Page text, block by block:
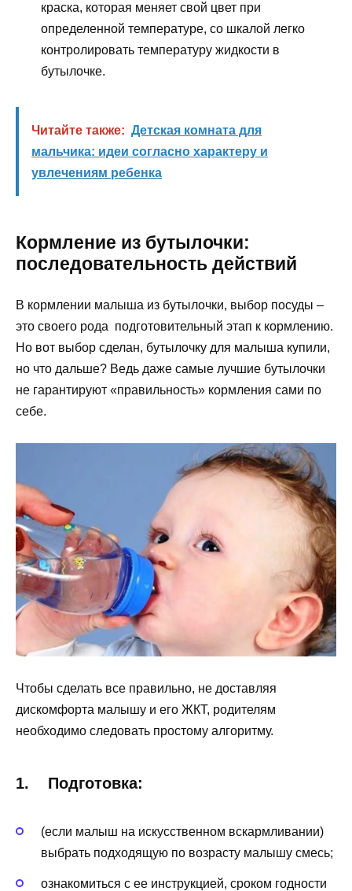
краска, которая меняет свой цвет при
определенной температуре, со шкалой легко
контролировать температуру жидкости в
бутылочке.
Читайте также: Детская комната для
мальчика: идеи согласно характеру и
увлечениям ребенка
Кормление из бутылочки:
последовательность действий
В кормлении малыша из бутылочки, выбор посуды –
это своего рода подготовительный этап к кормлению.
Но вот выбор сделан, бутылочку для малыша купили,
но что дальше? Ведь даже самые лучшие бутылочки
не гарантируют «правильность» кормления сами по
себе.
Чтобы сделать все правильно, не доставляя
дискомфорта малышу и его ЖКТ, родителям
необходимо следовать простому алгоритму.
1. Подготовка:
(если малыш на искусственном вскармливании)
выбрать подходящую по возрасту малышу смесь;
ознакомиться с ее инструкцией, сроком годности